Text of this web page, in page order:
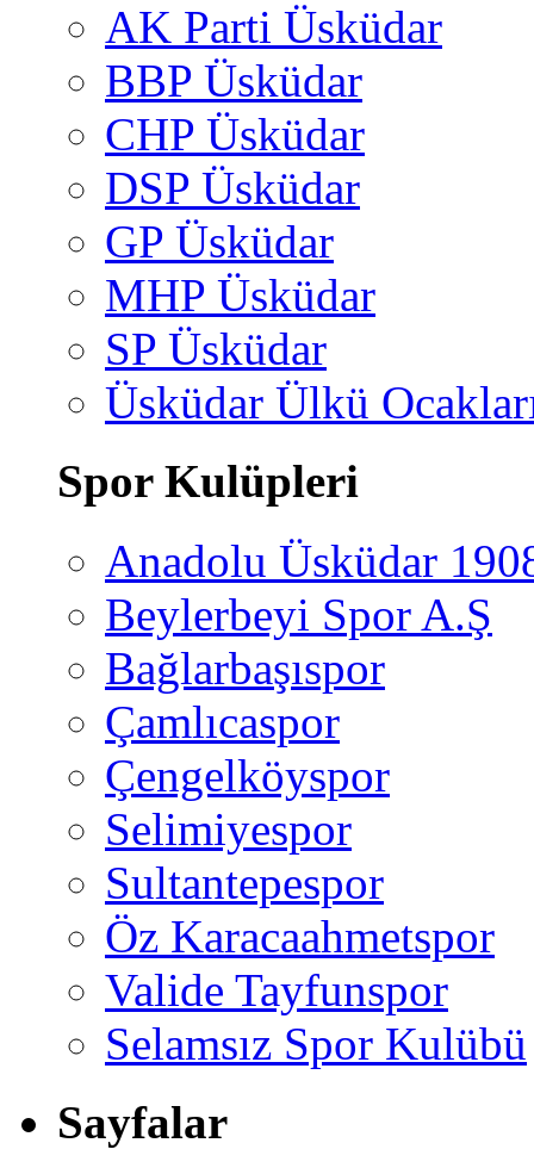
AK Parti Üsküdar
BBP Üsküdar
CHP Üsküdar
DSP Üsküdar
GP Üsküdar
MHP Üsküdar
SP Üsküdar
Üsküdar Ülkü
Spor Kulüpleri
Anadolu Üsküdar
Beylerbeyi Spor A.Ş
Bağlarbaşıspor
Çamlıcaspor
Çengelköyspor
Selimiyespor
Sultantepespor
Öz Karacaahmetspor
Valide Tayfunspor
Selamsız Spor Kulübü
Sayfalar